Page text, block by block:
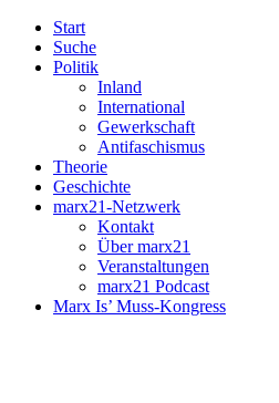
Start
Suche
Politik
Inland
International
Gewerkschaft
Antifaschismus
Theorie
Geschichte
marx21-Netzwerk
Kontakt
Über marx21
Veranstaltungen
marx21 Podcast
Marx Is’ Muss-Kongress